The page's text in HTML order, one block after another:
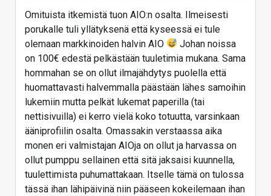
Omituista itkemistä tuon AIO:n osalta. Ilmeisesti
porukalle tuli yllätyksenä että kyseessä ei tule
olemaan markkinoiden halvin AIO
Johan noissa
on 100€ edestä pelkästään tuuletimia mukana. Sama
hommahan se on ollut ilmajähdytys puolella että
huomattavasti halvemmalla päästään lähes samoihin
lukemiin mutta pelkät lukemat paperilla (tai
nettisivuilla) ei kerro vielä koko totuutta, varsinkaan
ääniprofiilin osalta. Omassakin verstaassa aika
monen eri valmistajan AIOja on ollut ja harvassa on
ollut pumppu sellainen että sitä jaksaisi kuunnella,
tuulettimista puhumattakaan. Itselle tämä on tulossa
tässä ihan lähipäivinä niin pääseen kokeilemaan ihan